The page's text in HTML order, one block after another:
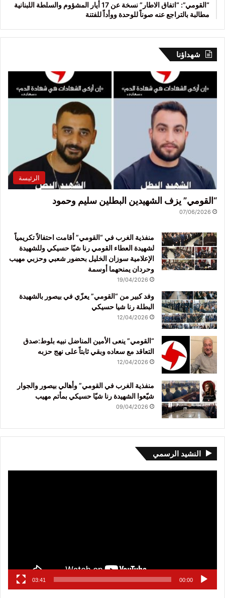
“القومي”: “اتفاق الاطار” نسخة عن 17 أيار المشؤوم والسلطة اللبنانية
مطالبة بالتراجع عنه صوناً للوحدة ووأداً للفتنة
شهداؤنا
الرئيسة
“القومي” يزف الشهيدين البطلين سليم وحمود
07/06/2026
منفذية الغرب في “القومي” أقامت احتفالاً تكريمياً
لشهيدة العطاء القومي رنا شيّا حسيكي وللشهيدة
الإعلامية سوزان الخليل بحضور شعبي وحزبي مهيب
وحردان يمنحهما أوسمة
19/04/2026
وفد كبير من “القومي” يعزّي في بيصور بالشهيدة
البطلة رنا شيا حسيكي
12/04/2026
“القومي” ينعى الأمين المناضل نبيه بلوط:صدق
التعاقد مع سعاده وبقي ثابتاً على نهج حزبه
12/04/2026
منفذية الغرب في القومي” وأهالي بيصور والجوار
شيّعوا الشهيدة رنا شيّا حسيكي بمأتم مهيب
09/04/2026
النشيد الرسمي
00:00
03:41